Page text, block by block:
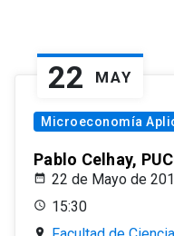
22 MAY
Microeconomía
Pablo Celhay,
22 de Mayo de
15:30